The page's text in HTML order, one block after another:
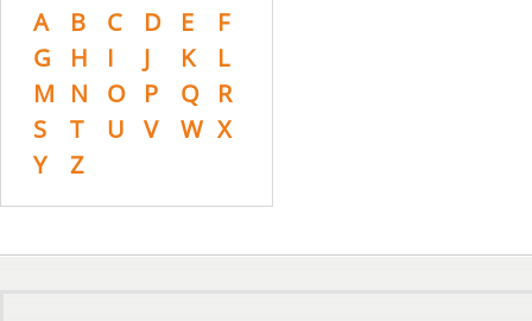
A B C D E
F
G
H I J K
L
M N O P Q
R
S
T U V W X
Y
Z